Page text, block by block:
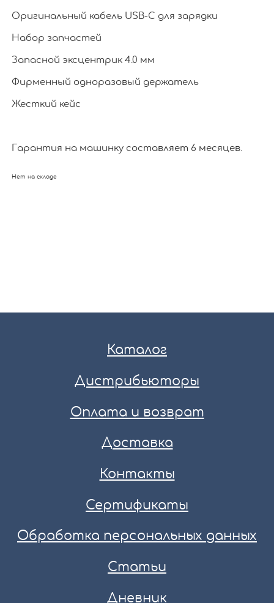
Оригинальный кабель USB-C для зарядки
Набор запчастей
Запасной эксцентрик 4.0 мм
Фирменный одноразовый держатель
Жесткий кейс
Гарантия на машинку составляет 6 месяцев.
Нет на складе
Каталог
Дистрибьюторы
Оплата и возврат
Доставка
Контакты
Сертификаты
Обработка персональных данных
Статьи
Дневник